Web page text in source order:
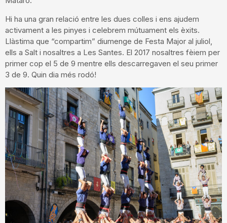
Hi ha una gran relació entre les dues colles i ens ajudem
activament a les pinyes i celebrem mútuament els èxits.
Llàstima que “compartim” diumenge de Festa Major al juliol,
ells a Salt i nosaltres a Les Santes. El 2017 nosaltres fèiem per
primer cop el 5 de 9 mentre ells descarregaven el seu primer
3 de 9. Quin dia més rodó!